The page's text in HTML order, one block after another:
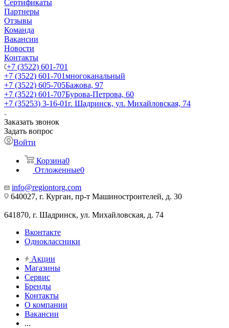
Сертификаты
Партнеры
Отзывы
Команда
Вакансии
Новости
Контакты
+7 (3522) 601-701
+7 (3522) 601-701многоканальный
+7 (3522) 605-705Бажова, 97
+7 (3522) 601-707Бурова-Петрова, 60
+7 (35253) 3-16-01г. Шадринск, ул. Михайловская, 74
Заказать звонок
Задать вопрос
Войти
Корзина0
Отложенные0
info@regiontorg.com
640027, г. Курган, пр-т Машиностроителей, д. 30
641870, г. Шадринск, ул. Михайловская, д. 74
Вконтакте
Одноклассники
Акции
Магазины
Сервис
Бренды
Контакты
О компании
Вакансии
...